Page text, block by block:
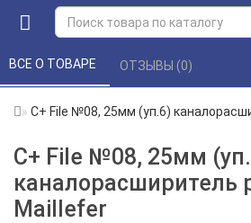
C+ File №08, 25мм (уп.6)
C+ File №08, 25мм
каналорасширитель
Maillefer
ВСЕ О ТОВАРЕ ОТЗЫВЫ (0)